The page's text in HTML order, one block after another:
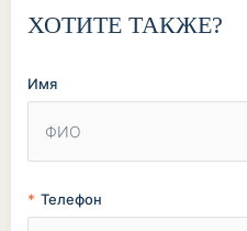
ХОТИТЕ ТАКЖЕ?
Имя
Телефон